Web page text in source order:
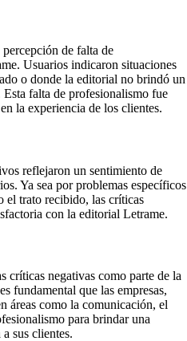
de falta de
Usuarios indicaron situaciones
o donde la editorial no brindó un
falta de profesionalismo fue
la experiencia de los clientes.
reflejaron un sentimiento de
Ya sea por problemas específicos
el trato recibido, las críticas
con la editorial Letrame.
críticas negativas como parte de la
fundamental que las empresas,
áreas como la comunicación, el
para brindar una
sus clientes.